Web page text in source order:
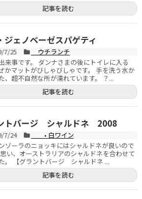
記事を読む
ジェノベーゼスパゲティ
7/25
ウチランチ
来事です。 ダンナさまの後にトイレに入る
かマットがびしゃびしゃです。 手を洗う水か
、超不自然な所が濡れています。 ？...
記事を読む
トバージ シャルドネ 2008
7/24
• 白ワイン
ゾーラのニョッキにはシャルドネが良いので
い、オーストラリアのシャルドネを合わせて
。 【グラントバージ シャルドネ ...
記事を読む